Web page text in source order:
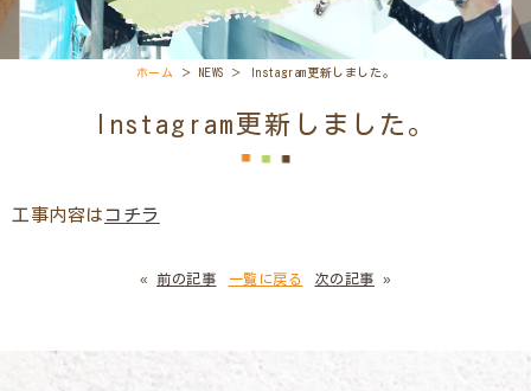
ホーム ＞ NEWS ＞ Instagram更新しました。
Instagram更新しました。
工事内容は コチラ
« 前の記事 一覧に戻る 次の記事 »